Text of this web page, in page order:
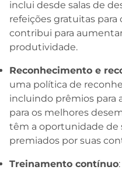
inclui desde salas de
refeições gratuitas para
contribui para
produtividade.
Reconhecimento e
uma política de
incluindo prêmios para
para os melhores
têm a oportunidade de
premiados por suas
Treinamento contínuo